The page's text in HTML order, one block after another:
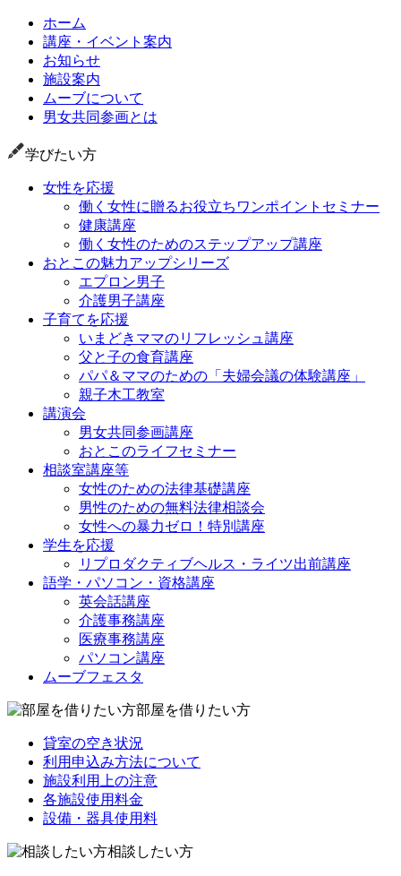
ホーム
講座・イベント案内
お知らせ
施設案内
ムーブについて
男女共同参画とは
学びたい方
女性を応援
働く女性に贈るお役立ちワンポイントセミナー
健康講座
働く女性のためのステップアップ講座
おとこの魅力アップシリーズ
エプロン男子
介護男子講座
子育てを応援
いまどきママのリフレッシュ講座
父と子の食育講座
パパ＆ママのための「夫婦会議の体験講座」
親子木工教室
講演会
男女共同参画講座
おとこのライフセミナー
相談室講座等
女性のための法律基礎講座
男性のための無料法律相談会
女性への暴力ゼロ！特別講座
学生を応援
リプロダクティブヘルス・ライツ出前講座
語学・パソコン・資格講座
英会話講座
介護事務講座
医療事務講座
パソコン講座
ムーブフェスタ
部屋を借りたい方
貸室の空き状況
利用申込み方法について
施設利用上の注意
各施設使用料金
設備・器具使用料
相談したい方